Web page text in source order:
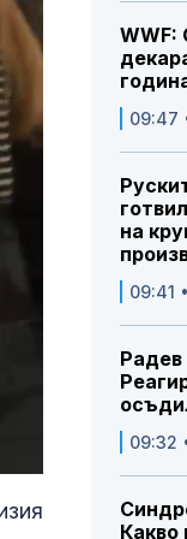
WWF:
09:47
на
09:41
Радев
09:32
Какво